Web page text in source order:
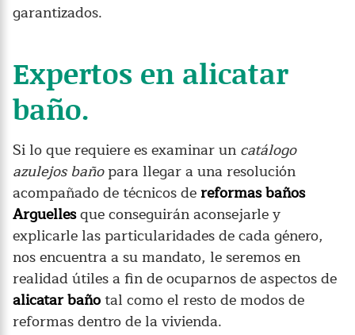
garantizados.
Expertos en alicatar
baño.
Si lo que requiere es examinar un catálogo
azulejos bañopara llegar a una resolución
acompañado de técnicos dereformas baños
Arguellesque conseguirán aconsejarle y
explicarle las particularidades de cada género,
nos encuentra a su mandato, le seremos en
realidad útiles a fin de ocuparnos de aspectos de
alicatar bañotal como el resto de modos de
reformas dentro de la vivienda.